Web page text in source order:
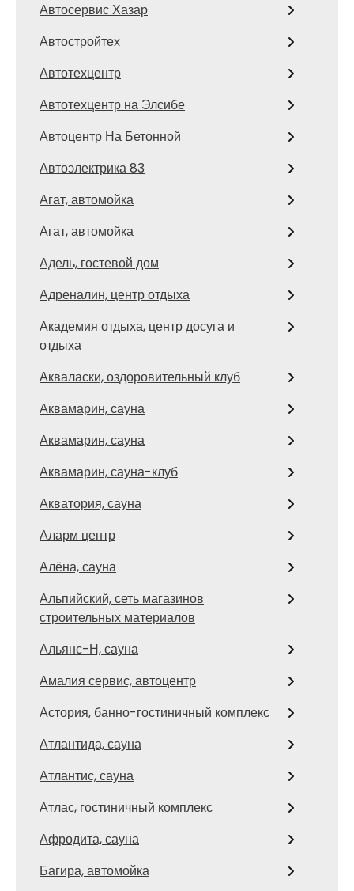
Автосервис Хазар
Автостройтех
Автотехцентр
Автотехцентр на Элсибе
Автоцентр На Бетонной
Автоэлектрика 83
Агат, автомойка
Агат, автомойка
Адель, гостевой дом
Адреналин, центр отдыха
Академия отдыха, центр досуга и
отдыха
Акваласки, оздоровительный клуб
Аквамарин, сауна
Аквамарин, сауна
Аквамарин, сауна-клуб
Акватория, сауна
Аларм центр
Алёна, сауна
Альпийский, сеть магазинов
строительных материалов
Альянс-Н, сауна
Амалия сервис, автоцентр
Астория, банно-гостиничный комплекс
Атлантида, сауна
Атлантис, сауна
Атлас, гостиничный комплекс
Афродита, сауна
Багира, автомойка